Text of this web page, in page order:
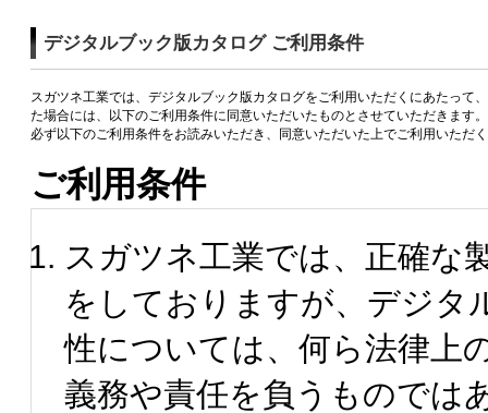
デジタルブック版カタログ ご利用条件
スガツネ工業では、デジタルブック版カタログをご利用いただくにあたっ
た場合には、以下のご利用条件に同意いただいたものとさせていただきます。
必ず以下のご利用条件をお読みいただき、同意いただいた上でご利用いただ
ご利用条件
スガツネ工業では、正確な
をしておりますが、デジタ
性については、何ら法律上
義務や責任を負うものでは